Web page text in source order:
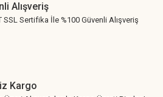
Alışveriş
SSL Sertifika İle %100 Güvenli Alışveriş
Kargo